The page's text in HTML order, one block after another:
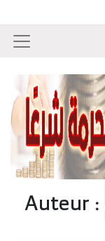
Auteur :